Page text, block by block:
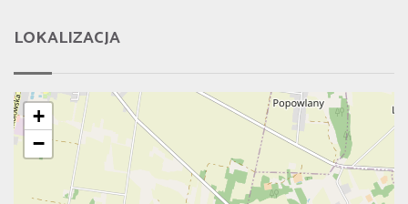
LOKALIZACJA
+
−